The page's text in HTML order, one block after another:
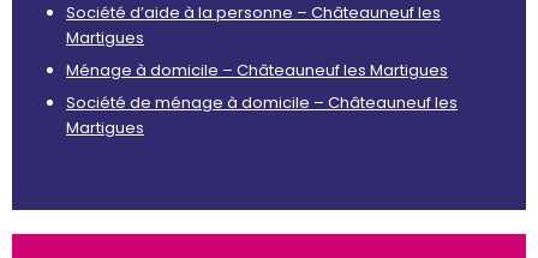
Société d’aide à la personne – Châteauneuf les
Martigues
Ménage à domicile – Châteauneuf les Martigues
Société de ménage à domicile – Châteauneuf les
Martigues